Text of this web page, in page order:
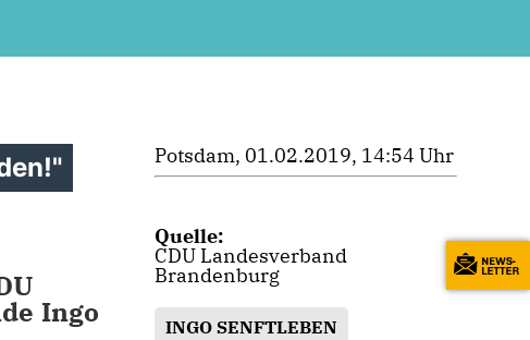
Ingo
Potsdam, 01.02.2019, 14:54 Uhr
Quelle:
CDU Landesverband
Brandenburg
INGO SENFTLEBEN